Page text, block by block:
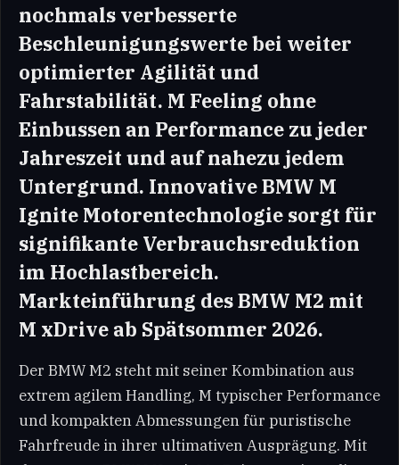
nochmals verbesserte
Beschleunigungswerte bei weiter
optimierter Agilität und
Fahrstabilität. M Feeling ohne
Einbussen an Performance zu jeder
Jahreszeit und auf nahezu jedem
Untergrund. Innovative BMW M
Ignite Motorentechnologie sorgt für
signifikante Verbrauchsreduktion
im Hochlastbereich.
Markteinführung des BMW M2 mit
M xDrive ab Spätsommer 2026.
Der BMW M2 steht mit seiner Kombination aus
extrem agilem Handling, M typischer Performance
und kompakten Abmessungen für puristische
Fahrfreude in ihrer ultimativen Ausprägung. Mit